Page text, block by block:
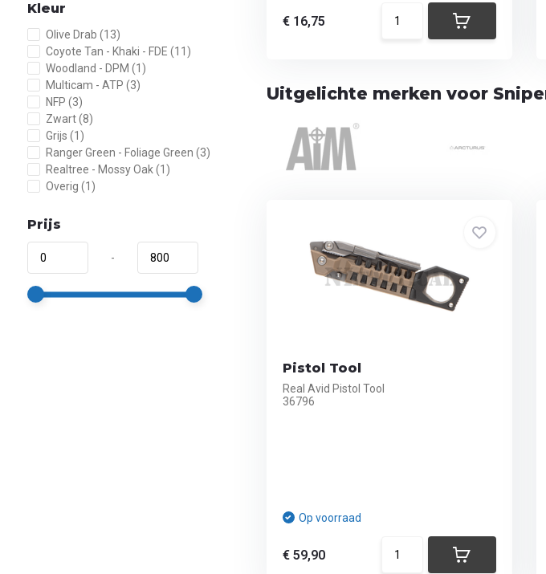
Kleur
Olive Drab (13)
Coyote Tan - Khaki - FDE (11)
Woodland - DPM (1)
Multicam - ATP (3)
NFP (3)
Zwart(8)
Grijs (1)
Ranger Green - Foliage Green (3)
Realtree - Mossy Oak(1)
Overig (1)
Prijs
-
€ 16,75
Uitgelichte merken voor
Pistol Tool
Real Avid Pistol Tool
36796
Op voorraad
€ 59,90